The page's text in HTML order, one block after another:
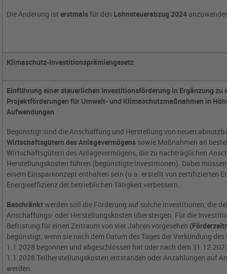
Die Änderung isterstmalsfür den Lohnsteuerabzug 2024
Klimaschutz-Investitionsprämiengesetz
Einführung einer steuerlichen Investitionsförderung in Ergänzung zu
Projektförderungen für Umwelt- und Klimaschutzmaßnahmen in
Aufwendungen
Begünstigt sind die Anschaffung und Herstellung von neuen
Wirtschaftsgütern des Anlagevermögens sowie Maßnahmen an
Wirtschaftsgütern des Anlagevermögens, die zu nachträglichen
Herstellungskosten führen (begünstigte Investitionen). Dabei
einem Einsparkonzept enthalten sein (u.a. erstellt von zertifizierten
Energieeffizienz der betrieblichen Tätigkeit verbessern.
Beschränktwerden soll die Förderung auf solche Investitionen, die
Anschaffungs- oder Herstellungskosten übersteigen. Für die
Befristung für einen Zeitraum von vier Jahren vorgesehen
begünstigt, wenn sie nach dem Datum des Tages der Verkündung
1.1.2028 begonnen und abgeschlossen hat oder nach dem
1.1.2028 Teilherstellungskosten entstanden oder Anzahlungen auf
werden.